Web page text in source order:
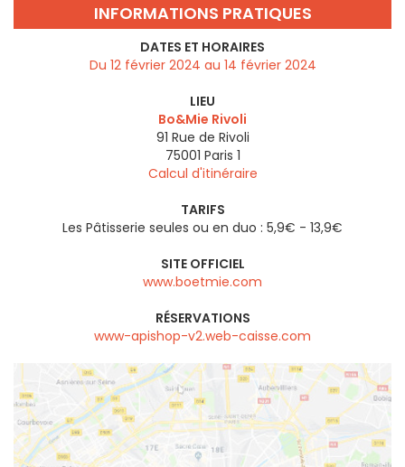
INFORMATIONS PRATIQUES
DATES ET HORAIRES
Du 12 février 2024 au 14 février 2024
LIEU
Bo&Mie Rivoli
91 Rue de Rivoli
75001 Paris 1
Calcul d'itinéraire
TARIFS
Les Pâtisserie seules ou en duo : 5,9€ - 13,9€
SITE OFFICIEL
www.boetmie.com
RÉSERVATIONS
www-apishop-v2.web-caisse.com